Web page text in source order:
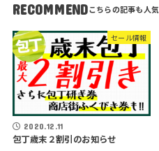
RECOMMEND
セール情報
2020.12.11
包丁歳末２割引のお知らせ